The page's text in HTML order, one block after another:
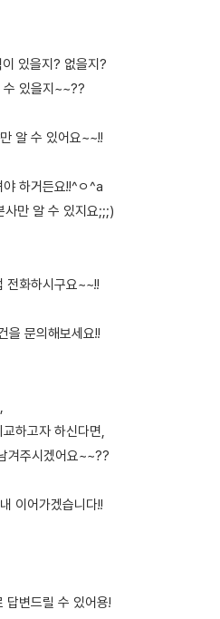
있을지? 없을지?
수 있을지~~??
알 수 있어요~~!!
하거든요!!^ㅇ^a
사만 알 수 있지요;;;)
전화하시구요~~!!
을 문의해보세요!!
하고자 하신다면,
겨주시겠어요~~??
이어가겠습니다!!
답변드릴 수 있어용!